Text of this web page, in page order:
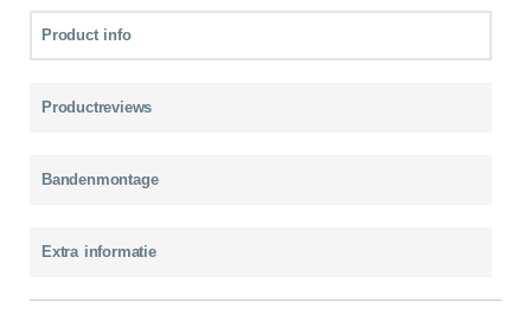
Product info
Productreviews
Bandenmontage
Extra informatie